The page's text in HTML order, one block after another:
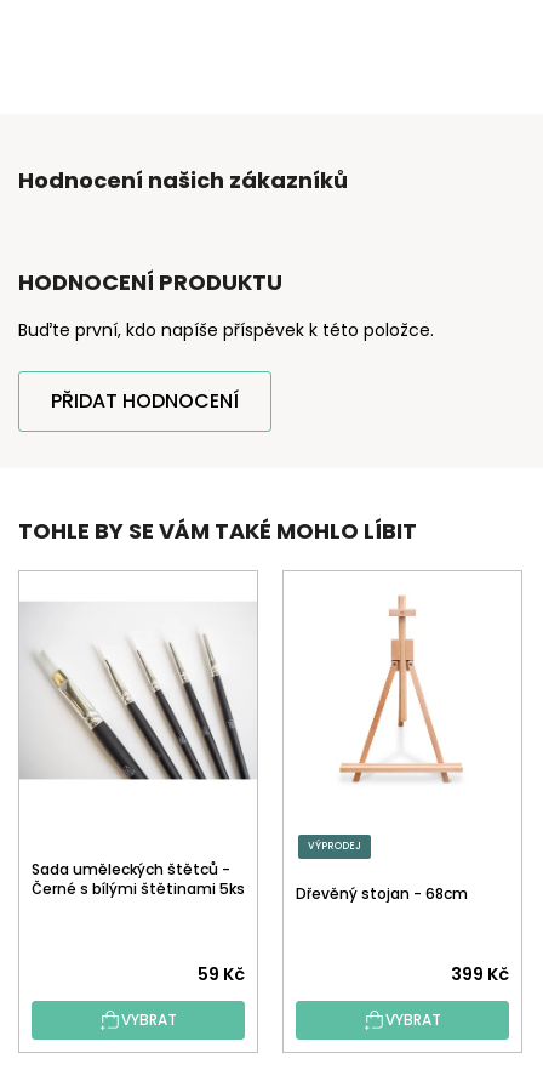
Hodnocení našich zákazníků
HODNOCENÍ PRODUKTU
Buďte první, kdo napíše příspěvek k této položce.
PŘIDAT HODNOCENÍ
TOHLE BY SE VÁM TAKÉ MOHLO LÍBIT
Sada uměleckých štětců -
Černé s bílými štětinami 5ks
59 Kč
VYBRAT
VÝPRODEJ
Dřevěný stojan - 68cm
399 Kč
VYBRAT